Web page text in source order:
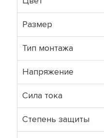
Размер
Тип монтажа
Напряжение
Сила тока
Степень защиты